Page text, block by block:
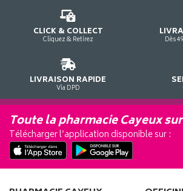
CLICK & COLLECT
Cliquez & Retirez Dès
LIVRAISON RAPIDE
Via DPD
Toute la pharmacie Cayeux
Télécharger l’application disponible sur :